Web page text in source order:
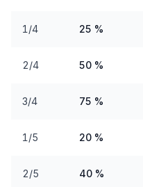
1/4 25 %
2/4 50 %
3/4 75 %
1/5 20 %
2/5 40 %